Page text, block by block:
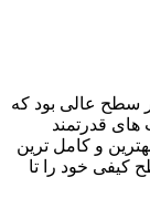
سطح عالی بود که
های قدرتمند
و کامل ترین
کیفی خود را تا